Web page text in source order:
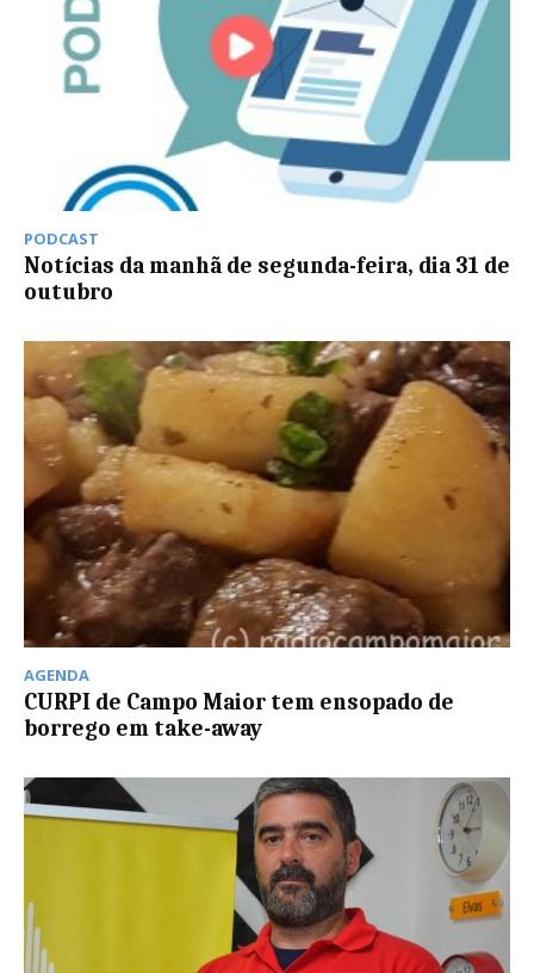
PODCAST
Notícias da manhã de segunda-feira, dia 31 de
outubro
AGENDA
CURPI de Campo Maior tem ensopado de
borrego em take-away